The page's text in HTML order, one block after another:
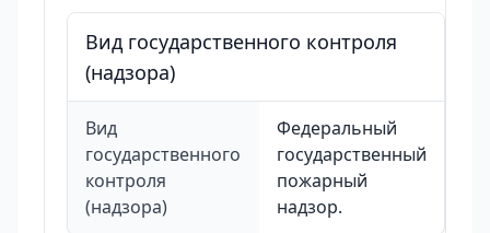
Вид государственного контроля
(надзора)
Вид
государственного
контроля
(надзора)
Федеральный
государственный
пожарный
надзор.